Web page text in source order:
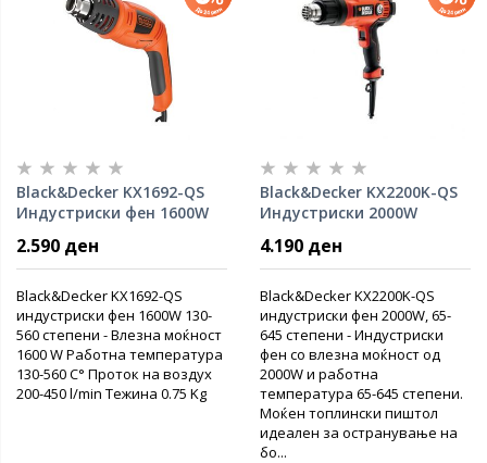
Black&Decker KX1692-QS
Индустриски фен 1600W
2.590 ден
Black&Decker KX1692-QS
индустриски фен 1600W 130-
560 степени - Влезна моќност
1600 W Работна температура
130-560 C° Проток на воздух
200-450 l/min Тежина 0.75 Kg
Black&Decker KX2200K-QS
Индустриски 2000W
4.190 ден
Black&Decker KX2200K-QS
индустриски фен 2000W, 65-
645 степени - Индустриски
фен со влезна моќност од
2000W и работна
температура 65-645 степени.
Моќен топлински пиштол
идеален за остранување на
бо...